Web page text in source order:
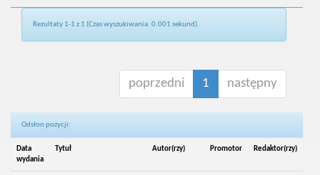
Rezultaty 1-1 z 1 (Czas wyszukiwania: 0.001 sekund).
poprzedni 1 następny
Odsłon pozycji:
Data
wydania
Tytuł Autor(rzy) Promotor Redaktor(rzy)